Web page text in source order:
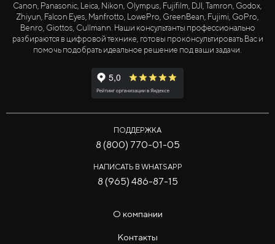
Canon, Panasonic, Leica, Nikon, Olympus, Fujifilm, DJI, Tamron, Godox,
Zhiyun, Falcon Eyes, Manfrotto, LowePro, GreenBean, Fujimi, GoPro,
Benro, Giottos, Cullmann. Наши консультанты профессионально
разбираются в цифровой технике, готовы проконсультировать Вас и
помочь подобрать идеальное решение под ваши задачи.
ПОДДЕРЖКА
8 (800) 770-01-05
НАПИСАТЬ В WHATSAPP
8 (965) 486-87-15
О компании
Контакты